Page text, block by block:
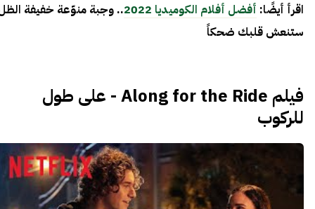
اقرأ أيضًا: أفضل أفلام الكوميديا 2022
.. وجبة منوّعة خفيفة
ستنعش قلبك ضحكاً
فيلم Along for the Ride - على طول
للركوب